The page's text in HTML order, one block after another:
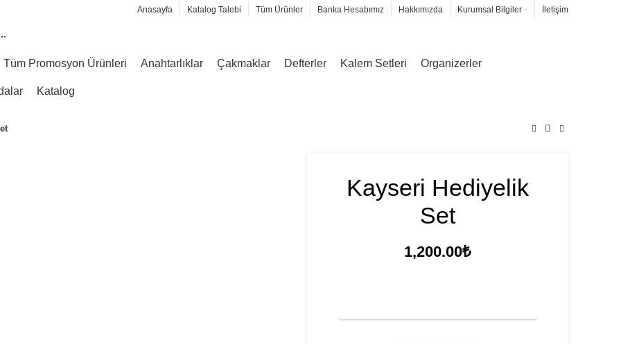
Anasayfa Katalog Talebi Tüm Ürünler Banka Hesabımız Hakkımızda Kurumsal Bilgiler İletişim
Tüm Promosyon Ürünleri Anahtarlıklar Çakmaklar Defterler Kalem Setleri Organizerler
Katalog
Kayseri Hediyelik
Set
1,200.00₺